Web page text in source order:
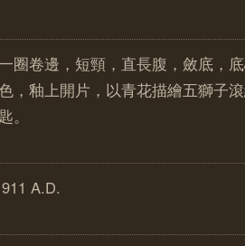
圈卷邊，短頸，直長腹，斂底，
，釉上開片，以青花描繪五獅子
。
A.D.